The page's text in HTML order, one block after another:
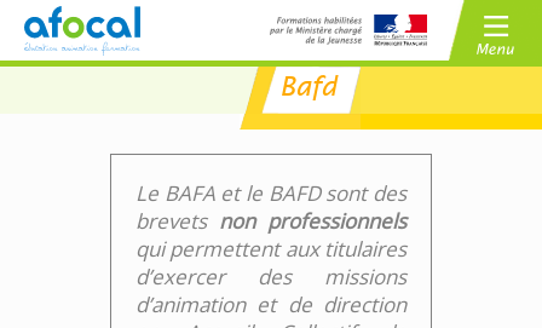
BAFA
BPJEPS
/
CPJEPS
Bafd
Le BAFA et le BAFD sont des
brevets non professionnels
qui permettent aux titulaires
d’exercer des missions
d’animation et de direction